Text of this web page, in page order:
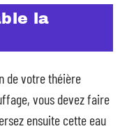
la
de votre théière
vous devez faire
ensuite cette eau